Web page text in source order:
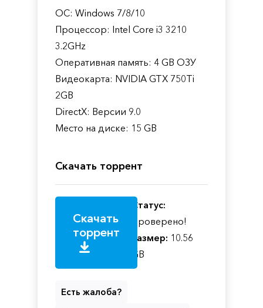
ОС: Windows 7/8/10
Процессор: Intel Core i3 3210
3.2GHz
Оперативная память: 4 GB ОЗУ
Видеокарта: NVIDIA GTX 750Ti
2GB
DirectX: Версии 9.0
Место на диске: 15 GB
Скачать торрент
Скачать
торрент
Статус:
Проверено!
Размер: 10.56
GB
Есть жалоба?